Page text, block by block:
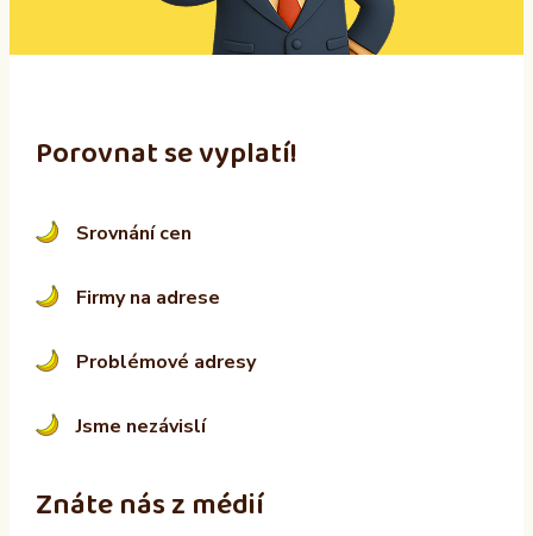
:
Porovnat se vyplatí!
Srovnání cen
Firmy na adrese
Problémové adresy
Jsme nezávislí
Znáte nás z médií